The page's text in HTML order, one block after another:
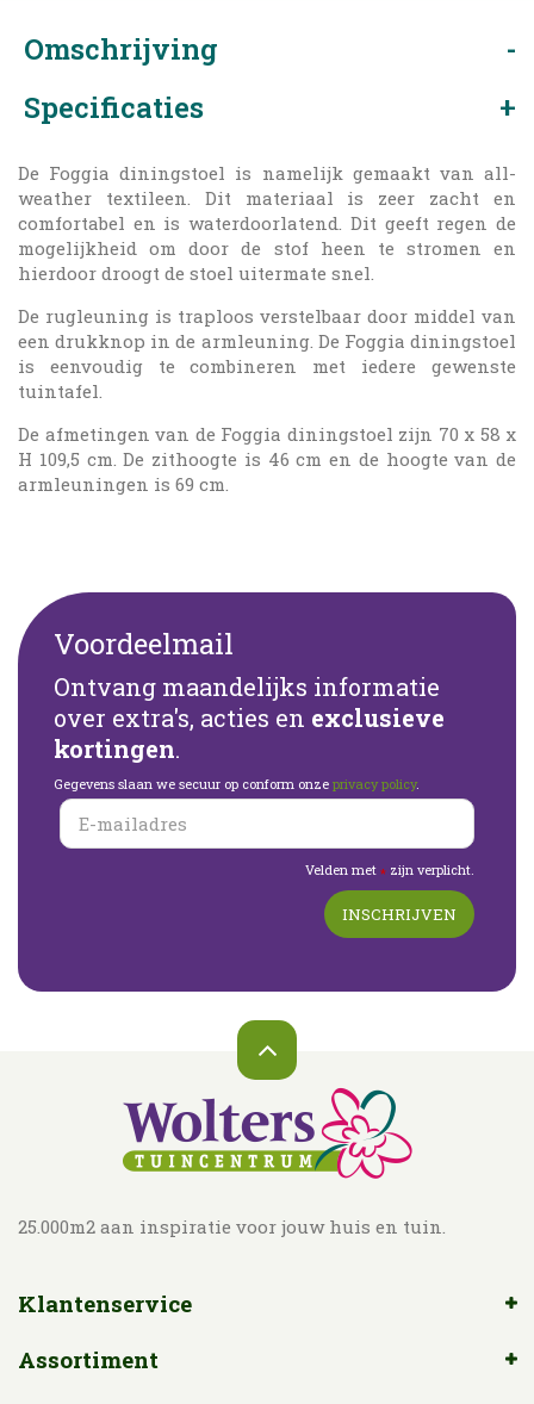
Omschrijving
Specificaties
De Foggia diningstoel is namelijk gemaakt van all-
weather textileen. Dit materiaal is zeer zacht en
comfortabel en is waterdoorlatend. Dit geeft regen de
mogelijkheid om door de stof heen te stromen en
hierdoor droogt de stoel uitermate snel.
De rugleuning is traploos verstelbaar door middel van
een drukknop in de armleuning. De Foggia diningstoel
is eenvoudig te combineren met iedere gewenste
tuintafel.
De afmetingen van de Foggia diningstoel zijn 70 x 58 x
H 109,5 cm. De zithoogte is 46 cm en de hoogte van de
armleuningen is 69 cm.
Voordeelmail
Ontvang maandelijks informatie
over extra's, acties en exclusieve
kortingen.
Gegevens slaan we secuur op conform onze privacy policy.
Velden met * zijn verplicht.
25.000m2 aan inspiratie voor jouw huis en tuin.
Klantenservice
Assortiment